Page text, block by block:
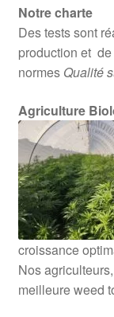
Notre charte
Des tests sont
production et de
normes Qualité
Agriculture
croissance
Nos
meilleure weed